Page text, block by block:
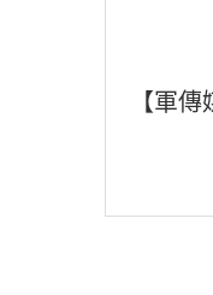
【軍